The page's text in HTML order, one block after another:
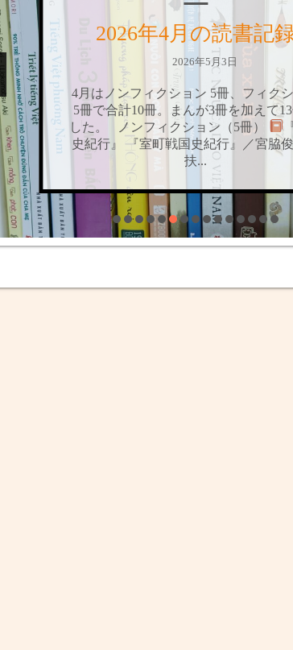
2026年4月の読書記録
2026年5月3日
4月はノンフィクション 5冊、フィクション
5冊で合計10冊。まんが3冊を加えて13冊で
した。 ノンフィクション（5冊）
『古代
史紀行』 『室町戦国史紀行』／宮脇俊三／
扶...